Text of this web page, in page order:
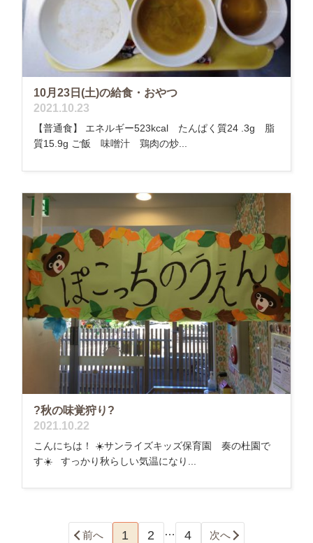
10月23日(土)の給食・おやつ
2021.10.23
【普通食】 エネルギー523kcal たんぱく質24 .3g 脂
質15.9g ご飯 味噌汁 鶏肉の炒...
?秋の味覚狩り?
2021.10.22
こんにちは！ ☀️サンライズキッズ保育園 奏の杜園で
す☀️ すっかり秋らしい気温になり...
前へ 1 2 … 4 次へ